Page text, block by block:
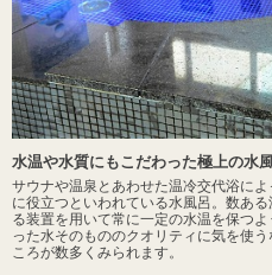
水温や水質にもこだわった極上の水
サウナや温泉とあわせた温冷交代浴に
に役立つといわれている水風呂。数あ
る装置を用いて常に一定の水温を保つ
った水そのもののクオリティに気を使
ころが数多くみられます。